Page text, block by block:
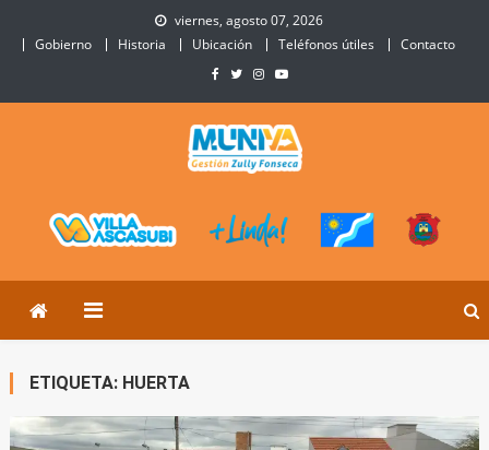
viernes, agosto 07, 2026
Gobierno
Historia Ubicación Teléfonos útiles Contacto
Ascasubi
ETIQUETA: HUERTA